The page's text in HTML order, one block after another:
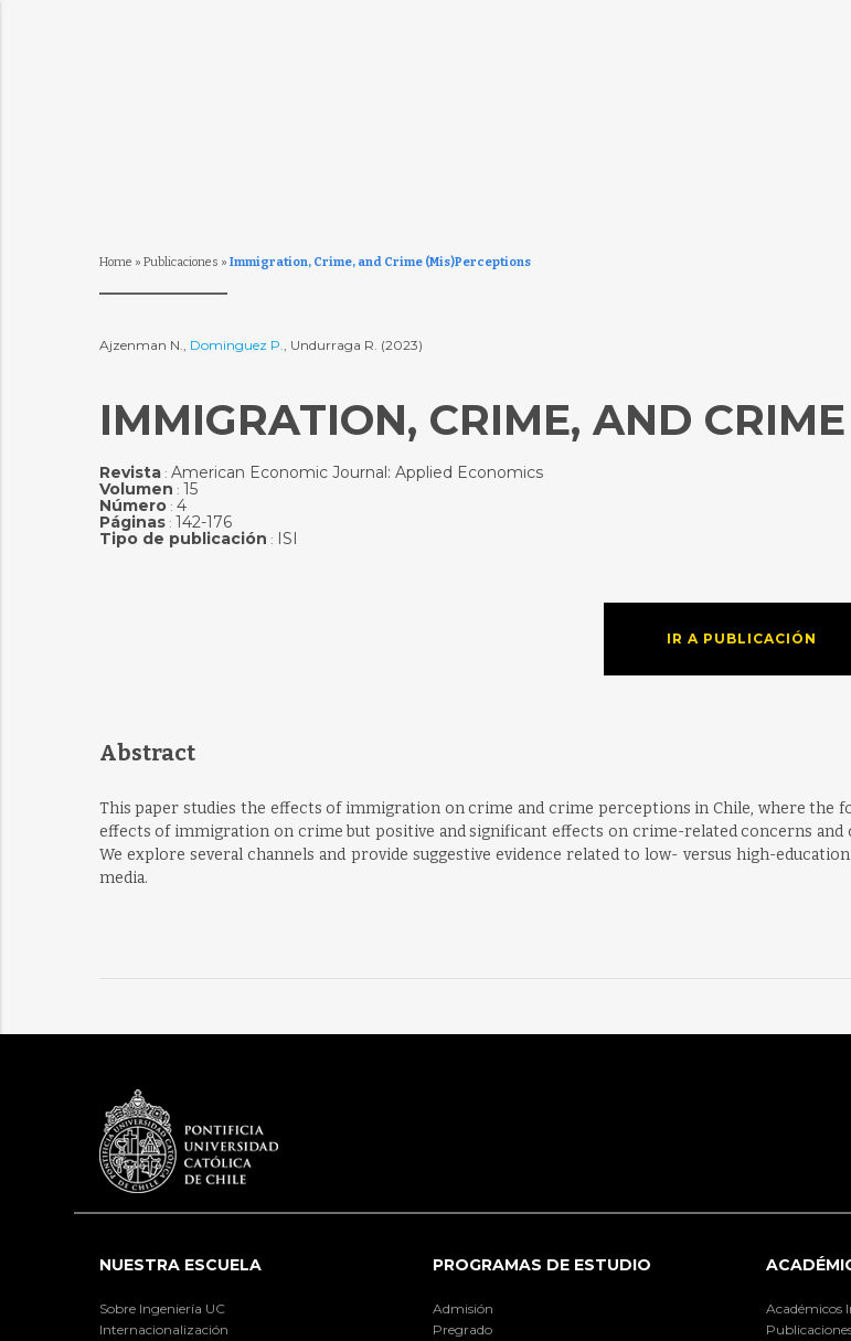
Home » Publicaciones » Immigration, Crime, and Crime (Mis)Perceptions
Ajzenman N., Dominguez P., Undurraga R. (2023)
IMMIGRATION, CRIME, AND
Revista: American Economic Journal: Applied Economics
Volumen : 15
Número: 4
Páginas: 142-176
Tipo de publicación : ISI
IR A PUBLICACIÓN
Abstract
This paper studies the effects of immigration on crime and crime perceptions in Chile, where the
effects of immigration on crime but positive and significant effects on crime-related concerns and
We explore several channels and provide suggestive evidence related to low- versus high-
media.
NUESTRA ESCUELA
Sobre Ingeniería UC
Internacionalización
PROGRAMAS DE ESTUDIO
Admisión
Pregrado
Académicos